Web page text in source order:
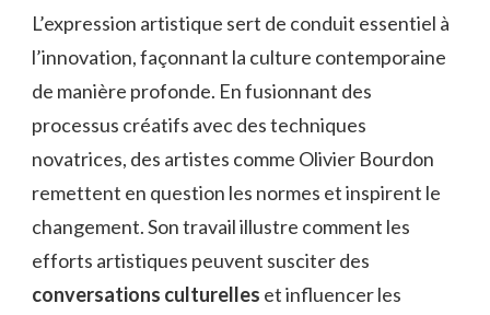
L’expression artistique sert de conduit essentiel à
l’innovation, façonnant la culture contemporaine
de manière profonde. En fusionnant des
processus créatifs avec des techniques
novatrices, des artistes comme Olivier Bourdon
remettent en question les normes et inspirent le
changement. Son travail illustre comment les
efforts artistiques peuvent susciter des
conversations culturelles et influencer les